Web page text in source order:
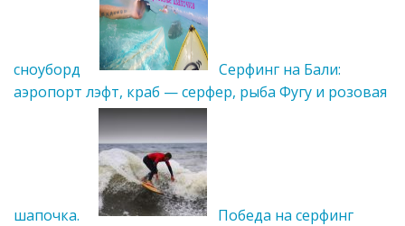
сноуборд
Серфинг на Бали:
аэропорт лэфт, краб — серфер, рыба Фугу и розовая
шапочка.
Победа на серфинг